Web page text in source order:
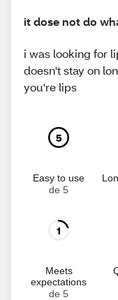
it dose not do
i was looking for
doesn't stay on
you're lips
5
Easy to use
de 5
1
Meets
expectations
de 5